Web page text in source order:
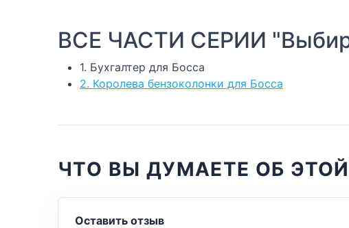
ВСЕ ЧАСТИ СЕРИИ
1. Бухгалтер для Босса
2. Королева бензоколонки для Босса
ЧТО ВЫ ДУМАЕТЕ ОБ
Оставить отзыв